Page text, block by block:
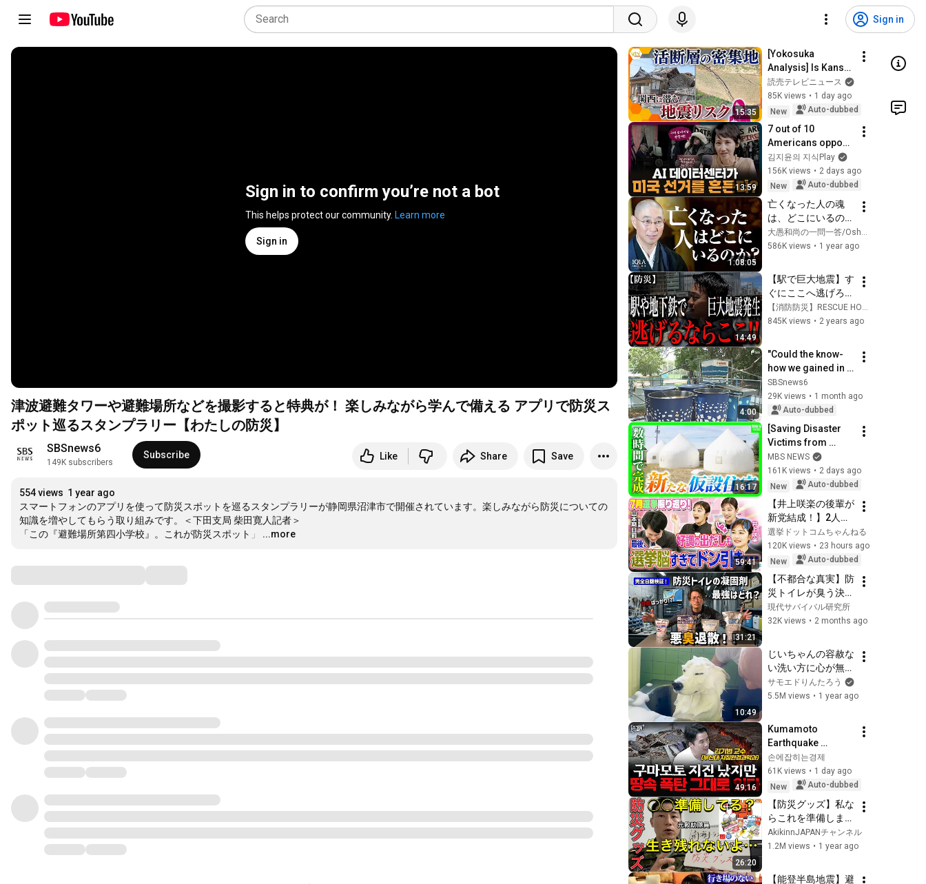
Sign in
Sign in to confirm you’re not a bot
This helps protect our community. Learn more
Sign in
津波避難タワーや避難場所などを撮影すると特典が！ 楽しみながら学んで備える アプリで防災ス
ポット巡るスタンプラリー【わたしの防災】
SBSnews6
149K subscribers
Subscribe Like Share Save
554 views 1 year ago
スマートフォンのアプリを使って防災スポットを巡るスタンプラリーが静岡県沼津市で開催されています。楽しみながら防災についての
知識を増やしてもらう取り組みです。＜下田支局 柴田寛人記者＞
「この『避難場所第四小学校』。これが防災スポット」
…
...more
15:35
[Yokosuka
Analysis] Is Kansai
Really in Danger
with Its Dense
Active Faults?
Earthquake Risks
Rev...
読売テレビニュース
85K views • 1 day ago
New
Auto-dubbed
13:59
7 out of 10
Americans oppose
AI data centers?
김지윤의 지식Play
156K views • 2 days ago
New
Auto-dubbed
1:08:05
亡くなった人の魂
は、どこにいるの
か？
586K views • 1 year ago
14:49
【駅で巨大地震】す
ぐにここへ逃げろ！
駅で地震が発生した
時の防災を消防レス
845K views • 2 years ago
4:00
"Could the know-
how we gained in
developing
countries be the
solution?" Public-
private pilot proj...
SBSnews6
29K views • 1 month ago
Auto-dubbed
16:17
[Saving Disaster
Victims from
Extreme Heat] The
"Instant House":
Built in Hours,
Insulated for Co...
MBS NEWS
161K views • 2 days ago
New
Auto-dubbed
59:41
【井上咲楽の後輩が
新党結成！】2人の
間に週刊誌報道！？
／田川市長に“再生
の道”系当選／“鈴木
康友”氏が事務所侵
入で辞職願【井上咲
楽×山本期日前】｜
選挙ドットコムちゃ
選挙ドットコムちゃんねる
120K views • 23 hours ago
New
Auto-dubbed
31:21
【不都合な真実】防
災トイレが臭う決定
的な理由。悪臭の元
「自由水」をゼロに
現代サバイバル研究所
32K views • 2 months ago
10:49
じいちゃんの容赦な
い洗い方に心が無に
なってしまう犬がお
もしろすぎましたｗ
サモエドりんたろう
5.5M views • 1 year ago
49:16
Kumamoto
Earthquake
Occurred, but the
Underground Time
Bomb Remains -
Professor Kim Ki-
bum (Depar...
손에잡히는경제
61K views • 1 day ago
New
Auto-dubbed
26:20
【防災グッズ】私な
らこれを準備しま
す。元救助隊員「防
災リュック」の中身
本大震災で準備でき
AkikinnJAPANチャンネル
1.2M views • 1 year ago
【能登半島地震】避